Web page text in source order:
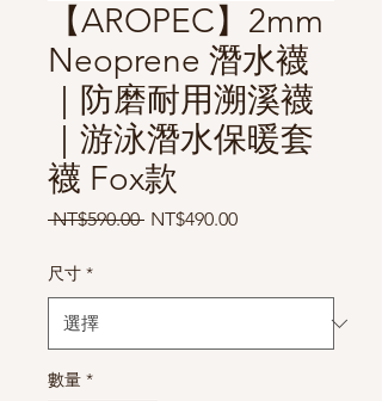
【AROPEC】2mm
Neoprene 潛水襪
｜防磨耐用溯溪襪
｜游泳潛水保暖套
襪 Fox款
NT$590.00 一
格
NT$490.00促
格
尺寸 *
數量 *